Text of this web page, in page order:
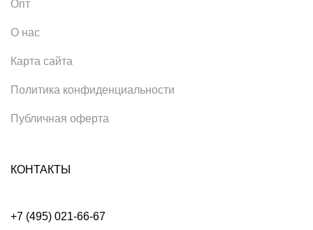
Опт
О нас
Карта сайта
Политика конфиденциальности
Публичная оферта
КОНТАКТЫ
+7 (495) 021-66-67